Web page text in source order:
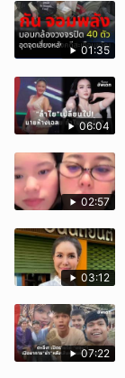
01:35
06:04
02:57
03:12
07:22